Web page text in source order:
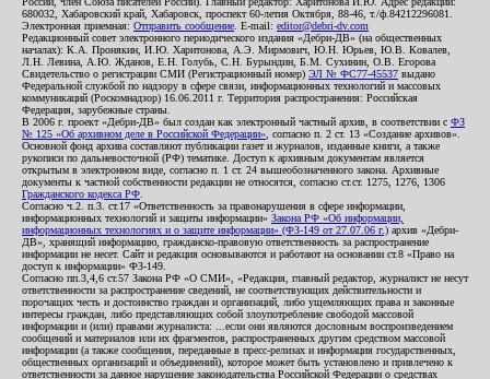
680032, Хабаровский край, Хабаровск, проспект 60-летия Октября, 88-46, т./ф.84212296081.
Электронная приемная: Отправить сообщение . E-mail: editor@debri-dv.com
Редакционный совет электронного периодического издания «Дебри-ДВ» (на общественных
началах): К.А. Пронякин, И.Ю. Харитонова, А.Э. Мирмович, Ю.Н. Юрьев, Ю.В. Ковалев,
Л.Н. Левина, А.Ю. Жданов, Е.Н. Голубь, С.Н. Бурындин, Б.М. Сухинин, О.В. Егорова
Свидетельство о регистрации СМИ (Регистрационный номер) ЭЛ № ФС77-45537 выдано
Федеральной службой по надзору в сфере связи, информационных технологий и массовых
коммуникаций (Роскомнадзор) 16.06.2011 г. Территория распространения: Российская
Федерация, зарубежные страны.
В 2006 г. проект «Дебри-ДВ» был создан как электронный частный архив, в соответствии с ФЗ
№ 125 «Об архивном деле в Российской Федерации» , согласно п. 2 ст. 13 «Создание архивов».
Основной фонд архива составляют публикации газет и журналов, изданные книги, а также
рукописи по дальневосточной (РФ) тематике. Доступ к архивным документам является
открытым в электронном виде, согласно п. 1 ст. 24 вышеобозначенного закона. Архивные
документы к частной собственности редакции не относятся, согласно ст.ст. 1275, 1276, 1306
Гражданского кодекса РФ
Согласно ч.2. п.3. ст.17 «Ответственность за правонарушения в сфере информации,
информационных технологий и защиты информации» Закона РФ «Об информации,
информационных технологиях и о защите информации» (ФЗ-149 от 27.07.06 г.) архив «Дебри-
ДВ», хранящий информацию, гражданско-правовую ответственность за распространение
информации не несет. Сайт и редакция основываются и работают на основании ст.8 «Право на
доступ к информации» ФЗ-149.
Согласно пп.3,4,6 ст.57 Закона РФ «О СМИ», «Редакция, главный редактор, журналист не несут
ответственности за распространение сведений, не соответствующих действительности и
порочащих честь и достоинство граждан и организаций, либо ущемляющих права и законные
интересы граждан, либо представляющих собой злоупотребление свободой массовой
информации и (или) правами журналиста: ...если они являются дословным воспроизведением
сообщений и материалов или их фрагментов, распространенных другим средством массовой
информации (а также сообщения, переданные в пресс-релизах и информация государственных,
общественных организаций и объединений), которое может быть установлено и привлечено к
ответственности за данное нарушение законодательства Российской Федерации о средствах